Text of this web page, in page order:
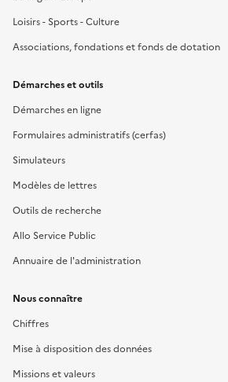
Loisirs - Sports - Culture
Associations, fondations et fonds de dotation
Démarches et outils
Démarches en ligne
Formulaires administratifs (cerfas)
Simulateurs
Modèles de lettres
Outils de recherche
Allo Service Public
Annuaire de l'administration
Nous connaître
Chiffres
Mise à disposition des données
Missions et valeurs